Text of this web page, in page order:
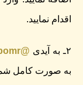
اقدام نمایید.
۲ـ به آیدی @offbomr
به صورت کامل شما